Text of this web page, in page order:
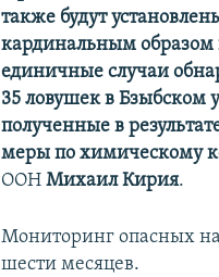
также будут
кардинальным
единичные случаи
35 ловушек в Бзыбском
полученные в
меры по химическому
ООНМихаил Кирия.
Мониторинг опасных
шести месяцев.